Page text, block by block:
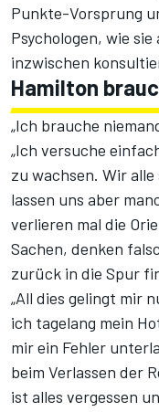
Punkte-Vorsprung
Psychologen, wie
inzwischen
Hamilton
„Ich brauche
„Ich versuche
zu wachsen. Wir
lassen uns aber
verlieren mal die
Sachen, denken
zurück in die Spur
„All dies gelingt mir
ich tagelang mein
mir ein Fehler
beim Verlassen der
ist alles vergessen